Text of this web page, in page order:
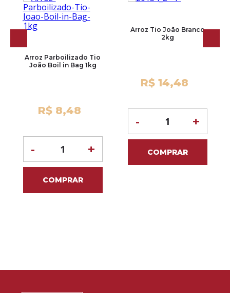
Arroz Parboilizado Tio
João Boil in Bag 1kg
R$ 8,48
+
-
COMPRAR
Arroz Tio João Branco
2kg
R$ 14,48
+
-
COMPRAR